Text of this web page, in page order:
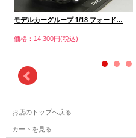
モデルカーグループ 1/18 フォード…
価格：14,300円(税込)
お店のトップへ戻る
カートを見る